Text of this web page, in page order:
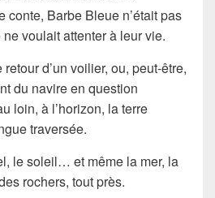
conte, Barbe Bleue n’était pas
voulait attenter à leur vie.
d’un voilier, ou, peut-être,
du navire en question
loin, à l’horizon, la terre
traversée.
le soleil… et même la mer, la
rochers, tout près.